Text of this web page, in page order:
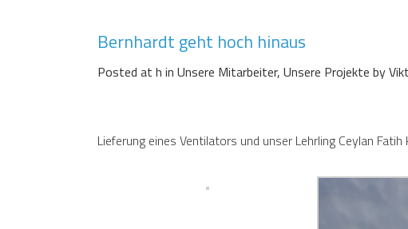
Bernhardt geht hoch hinaus
Posted at h in Unsere Mitarbeiter, Unsere Projekte by
Lieferung eines Ventilators und unser Lehrling Ceylan